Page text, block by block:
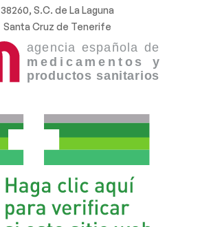
38260, S.C. de La Laguna
Santa Cruz de Tenerife